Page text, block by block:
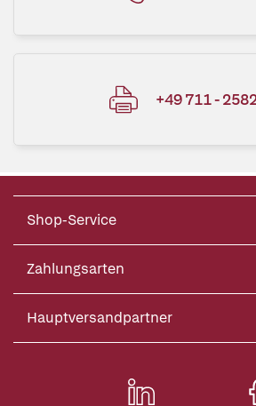
+49 711 -
Shop-Service
Zahlungsarten
Hauptversandpartner